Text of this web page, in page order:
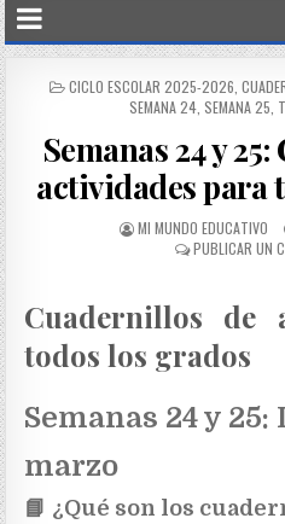
CICLO ESCOLAR 2025-2026
SEMANA 24 SEMANA 25
Semanas 24 y
actividades para
MI MUNDO EDUCATIVO
PUBLICAR UN
Cuadernillos de
todos los grados
Semanas 24 y 25:
marzo
📘 ¿Qué son los